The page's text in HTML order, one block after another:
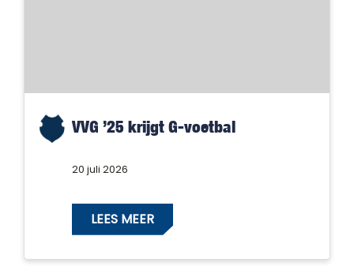
VVG ’25 krijgt G-voetbal
20 juli 2026
LEES MEER